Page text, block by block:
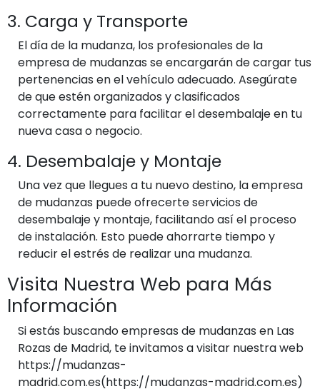
3. Carga y Transporte
El día de la mudanza, los profesionales de la
empresa de mudanzas se encargarán de cargar tus
pertenencias en el vehículo adecuado. Asegúrate
de que estén organizados y clasificados
correctamente para facilitar el desembalaje en tu
nueva casa o negocio.
4. Desembalaje y Montaje
Una vez que llegues a tu nuevo destino, la empresa
de mudanzas puede ofrecerte servicios de
desembalaje y montaje, facilitando así el proceso
de instalación. Esto puede ahorrarte tiempo y
reducir el estrés de realizar una mudanza.
Visita Nuestra Web para Más
Información
Si estás buscando empresas de mudanzas en Las
Rozas de Madrid, te invitamos a visitar nuestra web
https://mudanzas-
madrid.com.es(https://mudanzas-madrid.com.es)